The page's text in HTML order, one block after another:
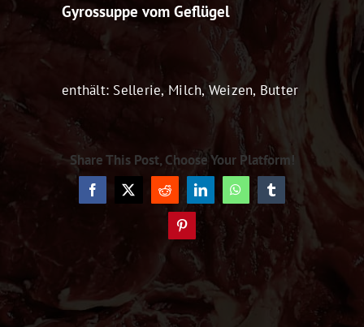
Gyrossuppe vom Geflügel
enthält: Sellerie, Milch, Weizen, Butter
Share This Post, Choose Your Platform!
Facebook
X RedditLinkedInWhatsAppTumblr
Pinterest